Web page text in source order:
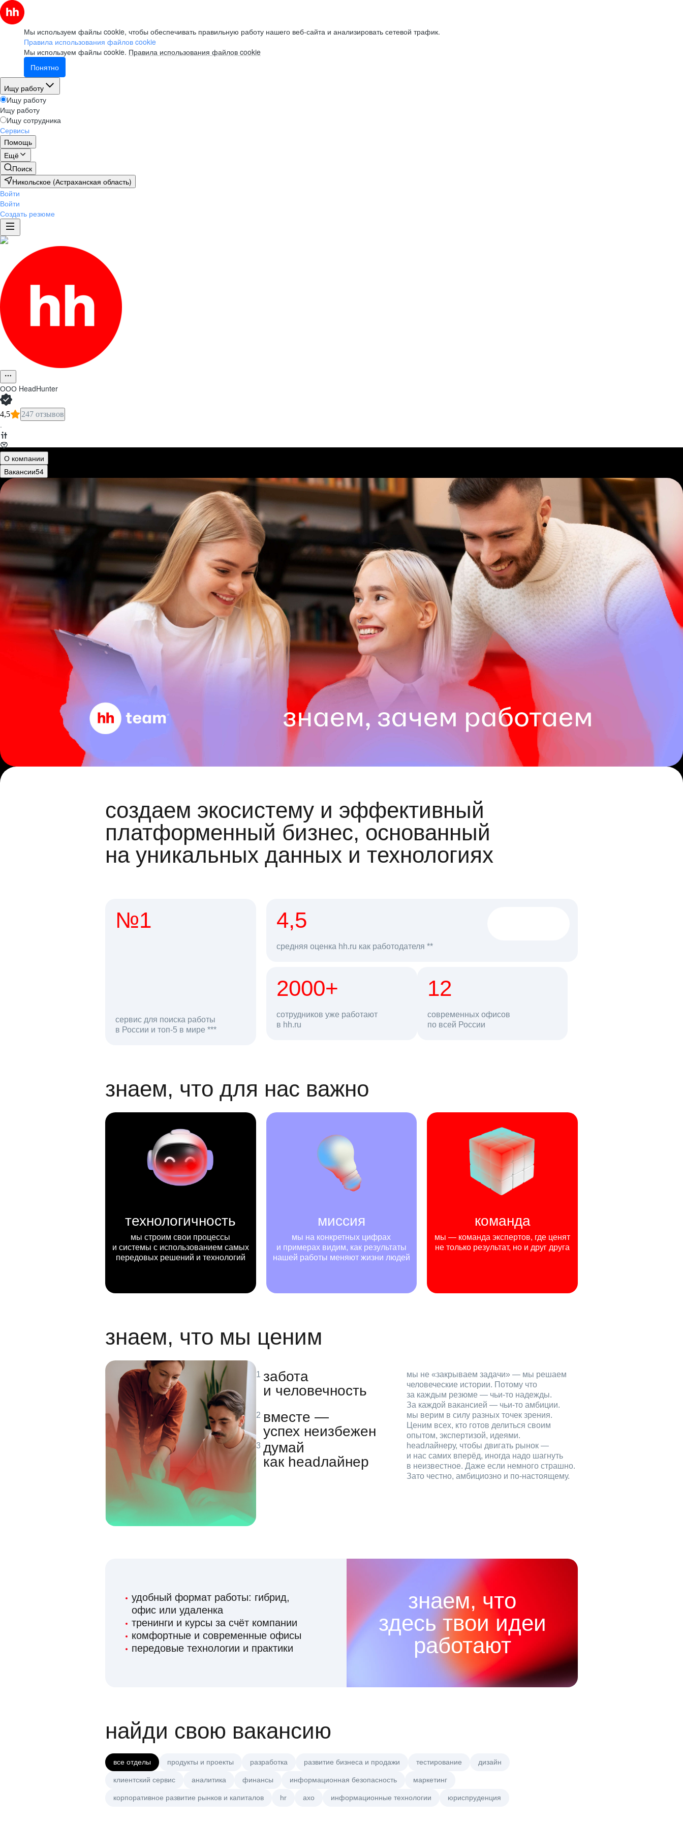
Мы используем файлы cookie, чтобы обеспечивать правильную работу нашего веб-сайта и анализировать сетевой трафик.
Правила использования файлов cookie
Мы используем файлы cookie. Правила использования файлов cookie
Понятно
Ищу работу
Ищу работу
Ищу работу
Ищу сотрудника
Сервисы
Помощь
Ещё
Поиск
Никольское (Астраханская область)
Войти
Войти
Создать резюме
ООО HeadHunter
4,5 247 отзывов
·
О компании
Вакансии54
создаем экосистему и эффективный
платформенный бизнес, основанный
на уникальных данных и технологиях
№1
сервис для поиска работы
в России и топ-5 в мире ***
откликов на вакансии
4,5
средняя оценка hh.ru как работодателя **
2000+
сотрудников уже работают
в hh.ru
68 млн 12
современных офисов
по всей Россиипользователей в день
знаем, что для нас важно
технологичность
мы строим свои процессы
и системы с использованием самых
передовых решений и технологий
миссия
мы на конкретных цифрах
и примерах видим, как результаты
нашей работы меняют жизни людей
команда
мы — команда экспертов, где ценят
не только результат, но и друг друга
знаем, что мы ценим
забота
и человечность
мы не «закрываем задачи» — мы решаем
человеческие истории. Потому что
за каждым резюме — чьи‑то надежды.
За каждой вакансией — чьи‑то амбиции.
вместе —
успех неизбежен
мы верим в силу разных точек зрения.
Ценим всех, кто готов делиться своим
опытом, экспертизой, идеями.
думай
как headлайнер
headлайнеру, чтобы двигать рынок —
и нас самих вперёд, иногда надо шагнуть
в неизвестное. Даже если немного страшно.
Зато честно, амбициозно и по‑настоящему.
удобный формат работы: гибрид,
офис или удаленка
тренинги и курсы за счёт компании
комфортные и современные офисы
передовые технологии и практики
знаем, что
здесь твои идеи
работают
найди свою вакансию
все отделы продукты и проекты разработка развитие бизнеса и продажи тестирование дизайн
клиентский сервис аналитика финансы информационная безопасность маркетинг
корпоративное развитие рынков и капиталов hr axo информационные технологии юриспруденция